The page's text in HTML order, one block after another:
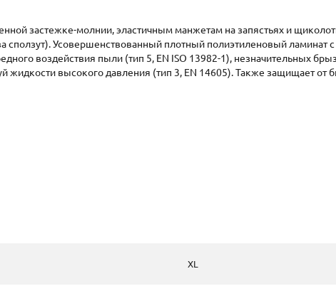
застежке-молнии, эластичным манжетам на запястьях и
сползут). Усовершенствованный плотный полиэтиленовый ламинат
воздействия пыли (тип 5, EN ISO 13982-1), незначительных
жидкости высокого давления (тип 3, EN 14605). Также защищает от
ХL